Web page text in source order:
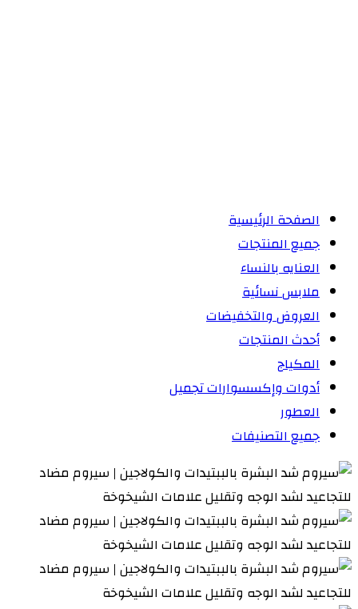
الصفحة الرئيسية
جميع المنتجات
العنايه بالنساء
ملابس نسائية
العروض والتخفيضات
أحدث المنتجات
المكياج
أدوات وإكسسوارات تجميل
العطور
جميع التصنيفات